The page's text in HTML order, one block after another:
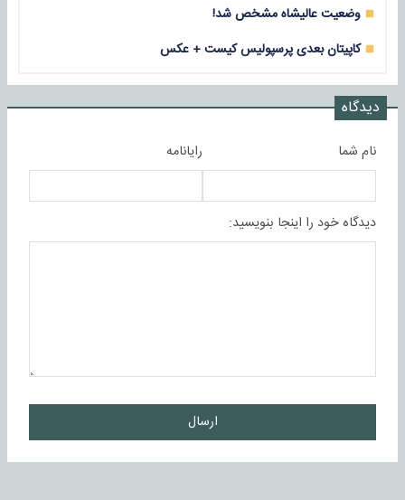
وضعیت عالیشاه مشخص شد!
کاپیتان بعدی پرسپولیس کیست + عکس
دیدگاه
نام شما رایانامه
دیدگاه خود را اینجا بنویسید:
ارسال